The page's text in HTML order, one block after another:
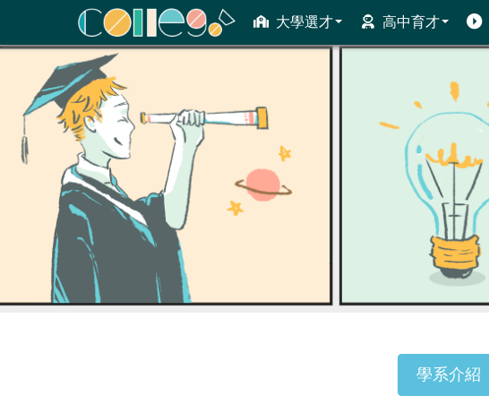
大學選才 高中育才
ColleGo! 大學選才與高中育才輔助系統
學系介紹